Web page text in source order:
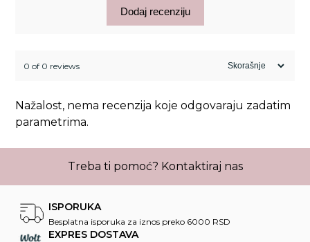
Dodaj recenziju
0 of 0 reviews
Nažalost, nema recenzija koje odgovaraju zadatim
parametrima.
Treba ti pomoć? Kontaktiraj nas
ISPORUKA
Besplatna isporuka za iznos preko 6000 RSD
EXPRES DOSTAVA